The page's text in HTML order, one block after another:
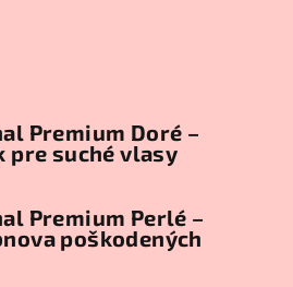
Premium Doré –
pre suché vlasy
Premium Perlé –
poškodených